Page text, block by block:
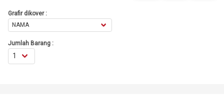
Grafir dikover :
Jumlah Barang :